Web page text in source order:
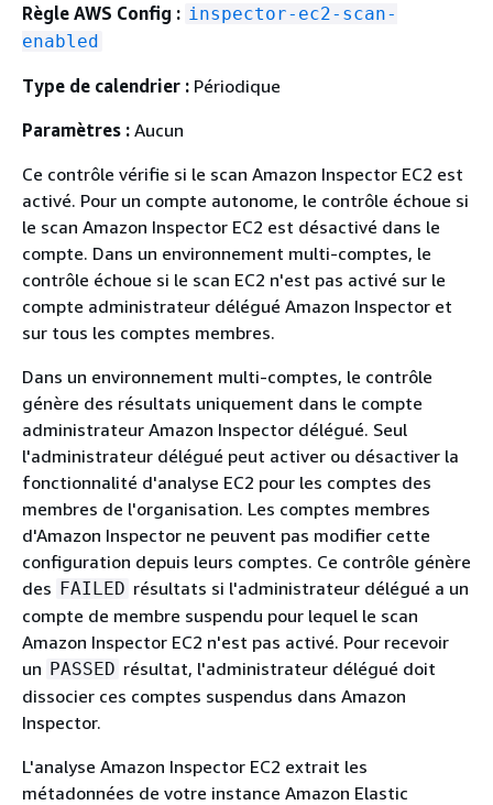
Règle AWS Config : inspector-ec2-scan-
enabled
Type de calendrier : Périodique
Paramètres : Aucun
Ce contrôle vérifie si le scan Amazon Inspector EC2 est
activé. Pour un compte autonome, le contrôle échoue si
le scan Amazon Inspector EC2 est désactivé dans le
compte. Dans un environnement multi-comptes, le
contrôle échoue si le scan EC2 n'est pas activé sur le
compte administrateur délégué Amazon Inspector et
sur tous les comptes membres.
Dans un environnement multi-comptes, le contrôle
génère des résultats uniquement dans le compte
administrateur Amazon Inspector délégué. Seul
l'administrateur délégué peut activer ou désactiver la
fonctionnalité d'analyse EC2 pour les comptes des
membres de l'organisation. Les comptes membres
d'Amazon Inspector ne peuvent pas modifier cette
configuration depuis leurs comptes. Ce contrôle génère
des FAILED résultats si l'administrateur délégué a un
compte de membre suspendu pour lequel le scan
Amazon Inspector EC2 n'est pas activé. Pour recevoir
un PASSED résultat, l'administrateur délégué doit
dissocier ces comptes suspendus dans Amazon
Inspector.
L'analyse Amazon Inspector EC2 extrait les
métadonnées de votre instance Amazon Elastic